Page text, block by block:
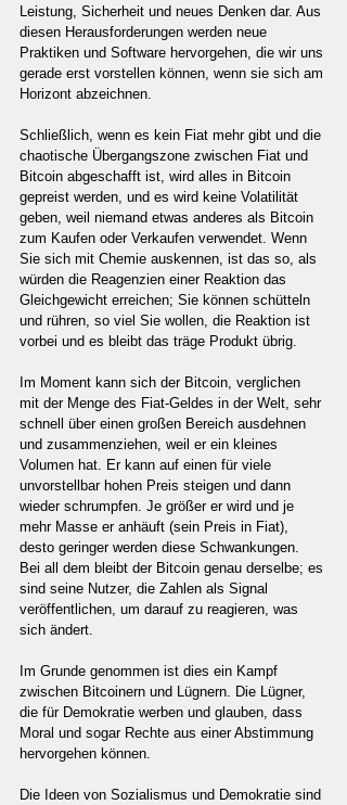
Leistung, Sicherheit und neues Denken dar. Aus
diesen Herausforderungen werden neue
Praktiken und Software hervorgehen, die wir uns
gerade erst vorstellen können, wenn sie sich am
Horizont abzeichnen.
Schließlich, wenn es kein Fiat mehr gibt und die
chaotische Übergangszone zwischen Fiat und
Bitcoin abgeschafft ist, wird alles in Bitcoin
gepreist werden, und es wird keine Volatilität
geben, weil niemand etwas anderes als Bitcoin
zum Kaufen oder Verkaufen verwendet. Wenn
Sie sich mit Chemie auskennen, ist das so, als
würden die Reagenzien einer Reaktion das
Gleichgewicht erreichen; Sie können schütteln
und rühren, so viel Sie wollen, die Reaktion ist
vorbei und es bleibt das träge Produkt übrig.
Im Moment kann sich der Bitcoin, verglichen
mit der Menge des Fiat-Geldes in der Welt, sehr
schnell über einen großen Bereich ausdehnen
und zusammenziehen, weil er ein kleines
Volumen hat. Er kann auf einen für viele
unvorstellbar hohen Preis steigen und dann
wieder schrumpfen. Je größer er wird und je
mehr Masse er anhäuft (sein Preis in Fiat),
desto geringer werden diese Schwankungen.
Bei all dem bleibt der Bitcoin genau derselbe; es
sind seine Nutzer, die Zahlen als Signal
veröffentlichen, um darauf zu reagieren, was
sich ändert.
Im Grunde genommen ist dies ein Kampf
zwischen Bitcoinern und Lügnern. Die Lügner,
die für Demokratie werben und glauben, dass
Moral und sogar Rechte aus einer Abstimmung
hervorgehen können.
Die Ideen von Sozialismus und Demokratie sind